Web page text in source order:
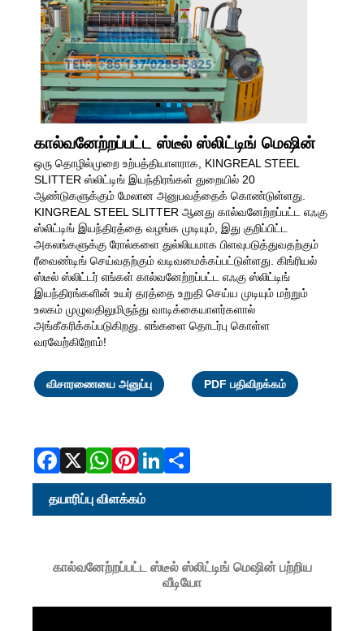
கால்வனேற்றப்பட்ட ஸ்டீல் ஸ்லிட்டிங் மெஷின்
ஒரு தொழில்முறை உற்பத்தியாளராக, KINGREAL STEEL
SLITTER ஸ்லிட்டிங் இயந்திரங்கள் துறையில் 20
ஆண்டுகளுக்கும் மேலான அனுபவத்தைக் கொண்டுள்ளது.
KINGREAL STEEL SLITTER ஆனது கால்வனேற்றப்பட்ட எஃகு
ஸ்லிட்டிங் இயந்திரத்தை வழங்க முடியும், இது குறிப்பிட்ட
அகலங்களுக்கு ரோல்களை துல்லியமாக பிளவுபடுத்துவதற்கும்
ரீவைண்டிங் செய்வதற்கும் வடிவமைக்கப்பட்டுள்ளது. கிங்ரியல்
ஸ்டீல் ஸ்லிட்டர் எங்கள் கால்வனேற்றப்பட்ட எஃகு ஸ்லிட்டிங்
இயந்திரங்களின் உயர் தரத்தை உறுதி செய்ய முடியும் மற்றும்
உலகம் முழுவதிலுமிருந்து வாடிக்கையாளர்களால்
அங்கீகரிக்கப்படுகிறது. எங்களை தொடர்பு கொள்ள
வரவேற்கிறோம்!
விசாரணையை அனுப்பு PDF பதிவிறக்கம்
தயாரிப்பு விளக்கம்
கால்வனேற்றப்பட்ட ஸ்டீல் ஸ்லிட்டிங் மெஷின் பற்றிய
வீடியோ